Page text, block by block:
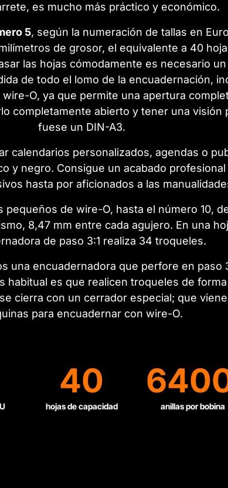
es mucho más práctico y económico.
5, según la numeración de tallas en
de grosor, el equivalente a 40
las hojas cómodamente es necesario
de todo el lomo de la encuadernación,
O, ya que permite una apertura
completamente abierto y tener una visión
fuese un DIN-A3.
calendarios personalizados, agendas o
y negro. Consigue un acabado
hasta por aficionados a las
de wire-O, hasta el número 10,
8,47 mm entre cada agujero. En una
de paso 3:1 realiza 34 troqueles.
una encuadernadora que perfore en paso
habitual es que realicen troqueles de
cierra con un cerrador especial; que
para encuadernar con wire-O.
40
hojas de capacidad anillas por bobina